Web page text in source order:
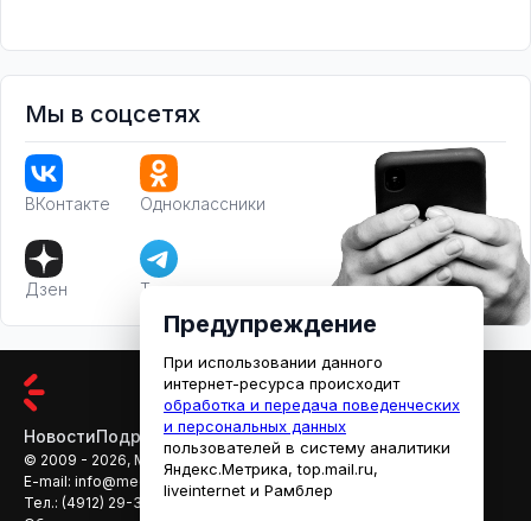
Мы в соцсетях
ВКонтакте Одноклассники
Дзен Телеграм
НовостиПодробностиАфишаКино
© 2009 - 2026, МЕДИАРЯЗАНЬ
E-mail: info@mediaryazan.ru
reklama@mediaryazan.ru
Тел.: (4912) 29-33-66
Предупреждение
При использовании данного
интернет-ресурса происходит
обработка и передача поведенческих
и персональных данных
пользователей в систему аналитики
Яндекс.Метрика, top.mail.ru,
liveinternet и Рамблер